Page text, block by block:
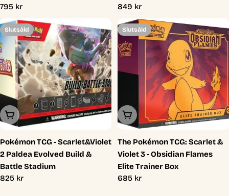
Ordinarie
795 kr
Ordinarie
849 kr
Slutsåld
Slutsåld
Pokémon TCG - Scarlet&Violet
2 Paldea Evolved Build &
Battle Stadium
Ordinarie
825 kr
Slutsåld
Slutsåld
The Pokémon TCG: Scarlet &
Violet 3 - Obsidian Flames
Elite Trainer Box
Ordinarie
685 kr